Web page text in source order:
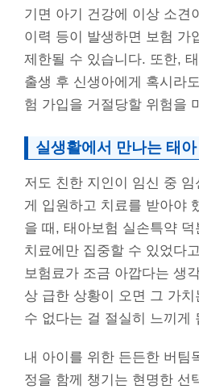
기면 아기 건강에 이상 소견
이력 등이 발생하면 보험 가
제한될 수 있습니다. 또한,
출생 후 신생아에게 혹시라
험 가입을 거절당할 위험을
실생활에서 만나는 태
저도 친한 지인이 임신 중
게 입원하고 치료를 받아야
을 때, 태아보험 실손특약
치료에만 집중할 수 있었다
보험료가 조금 아깝다는 생
상 급한 상황이 오면 그 가
수 없다는 걸 절실히 느끼게
내 아이를 위한 든든한 버팀
정을 함께 챙기는 현명한 선